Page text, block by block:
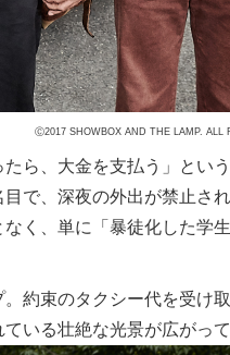
Ⓒ2017 SHOWBOX AND THE LAMP. ALL
ら、大金を支払う」とい
で、深夜の外出が禁止さ
く、単に「暴徒化した学
約束のタクシー代を受け
いる壮絶な光景が広がって